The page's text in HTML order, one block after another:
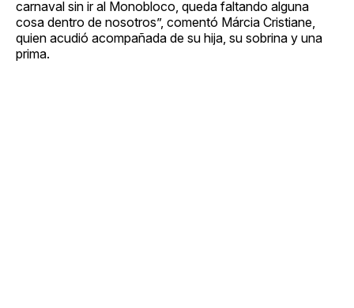
carnaval sin ir al Monobloco, queda faltando alguna
cosa dentro de nosotros”, comentó Márcia Cristiane,
quien acudió acompañada de su hija, su sobrina y una
prima.